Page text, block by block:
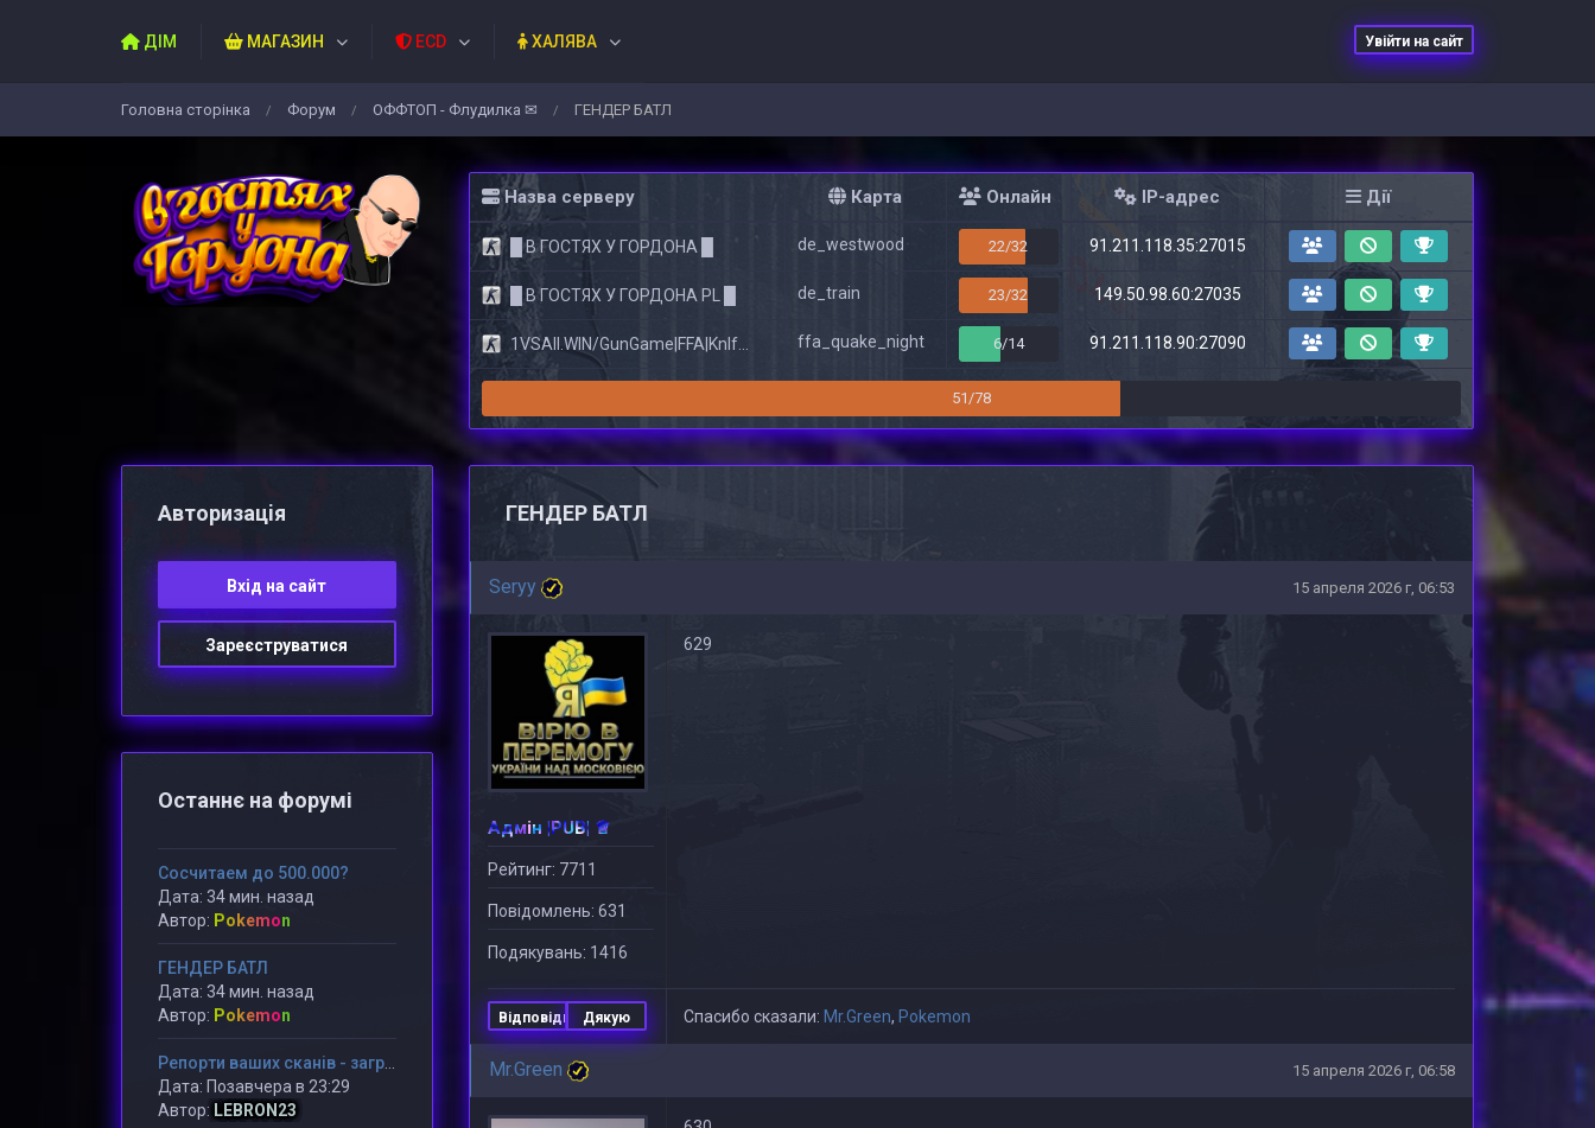
Увійти на сайт
ДІМ МАГАЗИН ECD ХАЛЯВА
Головна сторiнка / Форум / ОФФТОП - Флудилка ✉ / ГЕНДЕР БАТЛ
Назва серверу Карта Онлайн IP-адрес Дії
█ В ГОСТЯХ У ГОРДОНА █ de_westwood 22/32 91.211.118.35:27015
█ В ГОСТЯХ У ГОРДОНА PL █ de_train 23/32 149.50.98.60:27035
1VSAll.WIN/GunGame|FFA|KnIfE MoD ffa_quake_night 6/14 91.211.118.90:27090
51/78
ГЕНДЕР БАТЛ
Seryy 15 апреля 2026 г, 06:53
Адмін |PUB| ♕
Рейтинг: 7711
Повідомлень: 631
Подякувань: 1416
629
Відповідь Дякую Спасибо сказали: Mr.Green, Pokemon
Mr.Green 15 апреля 2026 г, 06:58
Авторизацiя
Вхiд на сайт
Зареєструватися
Останнє на форумі
Сосчитаем до 500.000?
Дата: 34 мин. назад
Автор: Pokemon
ГЕНДЕР БАТЛ
Дата: 34 мин. назад
Автор: Pokemon
Дата: Позавчера в 23:29
Автор: LEBRON23